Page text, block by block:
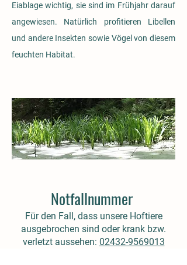
Eiablage wichtig, sie sind im Frühjahr darauf
angewiesen. Natürlich profitieren Libellen
und andere Insekten sowie Vögel von diesem
feuchten Habitat.
Notfallnummer
Für den Fall, dass unsere Hoftiere
ausgebrochen sind oder krank bzw.
verletzt aussehen: 02432-9569013